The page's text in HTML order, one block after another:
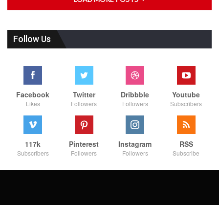
Follow Us
Facebook
Likes
Twitter
Followers
Dribbble
Followers
Youtube
Subscribers
117k
Subscribers
Pinterest
Followers
Instagram
Followers
RSS
Subscribe